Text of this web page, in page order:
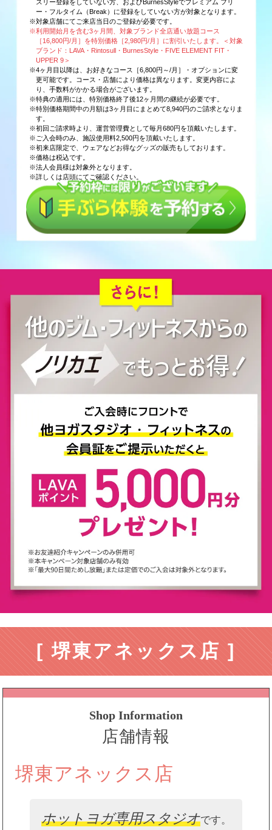
スリー登録をしていない方、およびBurnesStyleでプレミアム フリ
ー・フルタイム（Break）に登録をしていない方が対象となります。
※対象店舗にてご来店当日のご登録が必要です。
※利用開始月を含む3ヶ月間、対象ブランド全店通い放題コース
［16,800円/月］を特別価格［2,980円/月］に割引いたします。＜対象
ブランド：LAVA・Rintosull・BurnesStyle・FIVE ELEMENT FIT・
UPPER 9＞
※4ヶ月目以降は、お好きなコース［6,800円～/月］・オプションに変
更可能です。コース・店舗により価格は異なります。変更内容によ
り、手数料がかかる場合がございます。
※特典の適用には、特別価格終了後12ヶ月間の継続が必要です。
※特別価格期間中の月額は3ヶ月目にまとめて8,940円のご請求となりま
す。
※初回ご請求時より、運営管理費として毎月680円を頂戴いたします。
※ご入会時のみ、施設使用料2,500円を頂戴いたします。
※初来店限定で、ウェアなどお得なグッズの販売もしております。
※価格は税込です。
※法人会員様は対象外となります。
※詳しくは店頭にてご確認ください。
[ 堺東アネックス店 ]
Shop Information
店舗情報
堺東アネックス店
ホットヨガ専用スタジオです。